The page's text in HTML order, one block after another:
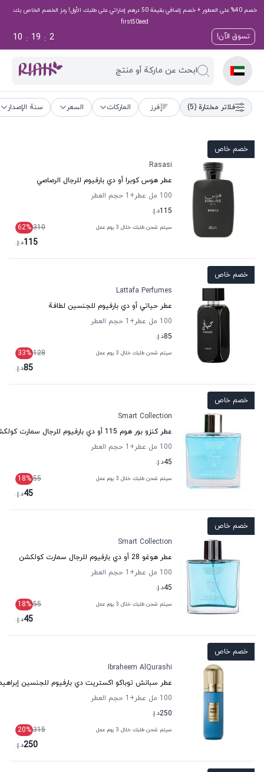
خصم 40% على العطور + خصم إضافي بقيمة 50 درهم إماراتي على طلبك الأول! رمز الخصم الخاص بك:
first50aed
تسوق الآن! 1
:
19
:
10
ابحث عن ماركة أو منتج
فلاتر مختارة (5) فرز الماركات السعر سنة الإصدار
خصم خاص
Rasasi
عطر هوس كوبرا أو دي بارفيوم للرجال الرصاصي
100 مل عطر
+1
حجم العطر
115د.إ.
سيتم شحن طلبك خلال 3 يوم عمل 310
62%
115د.إ.
خصم خاص
Lattafa Perfumes
عطر حياتي أو دي بارفيوم للجنسين لطافة
100 مل عطر
+1
حجم العطر
85د.إ.
سيتم شحن طلبك خلال 3 يوم عمل 128
33%
85د.إ.
خصم خاص
Smart Collection
عطر كنزو بور هوم 115 أو دي بارفيوم للرجال سمارت كولكشن
100 مل عطر
+1
حجم العطر
45د.إ.
سيتم شحن طلبك خلال 3 يوم عمل 55
18%
45د.إ.
خصم خاص
Smart Collection
عطر هوغو 28 أو دي بارفيوم للرجال سمارت كولكشن
100 مل عطر
+1
حجم العطر
45د.إ.
سيتم شحن طلبك خلال 3 يوم عمل 55
18%
45د.إ.
خصم خاص
Ibraheem AlQurashi
عطر سبانش توباكو اكستريت دي بارفيوم للجنسين
100 مل عطر
+1
حجم العطر
250د.إ.
سيتم شحن طلبك خلال 3 يوم عمل 315
20%
250د.إ.